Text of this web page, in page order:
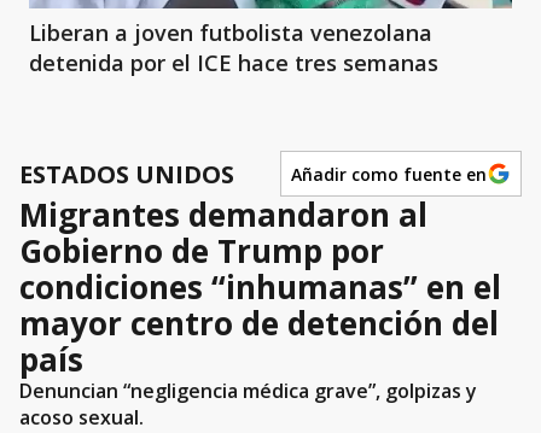
Liberan a joven futbolista venezolana
detenida por el ICE hace tres semanas
ESTADOS UNIDOS Añadir como fuente en
Migrantes demandaron al
Gobierno de Trump por
condiciones “inhumanas” en el
mayor centro de detención del
país
Denuncian “negligencia médica grave”, golpizas y
acoso sexual.